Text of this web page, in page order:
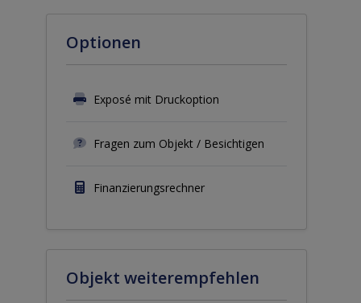
Optionen
Exposé mit Druckoption
Fragen zum Objekt / Besichtigen
Finanzierungsrechner
Objekt weiterempfehlen